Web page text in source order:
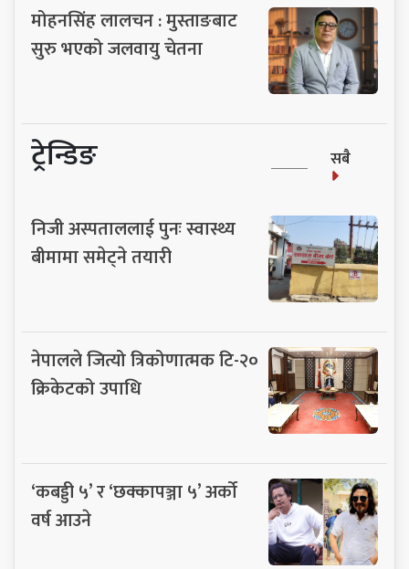
मोहनसिंह लालचन : मुस्ताङबाट
सुरु भएको जलवायु चेतना
ट्रेन्डिङ सबै
निजी अस्पताललाई पुनः स्वास्थ्य
बीमामा समेट्ने तयारी
नेपालले जित्यो त्रिकोणात्मक टि-२०
क्रिकेटको उपाधि
‘कबड्डी ५’ र ‘छक्कापञ्जा ५’ अर्को
वर्ष आउने